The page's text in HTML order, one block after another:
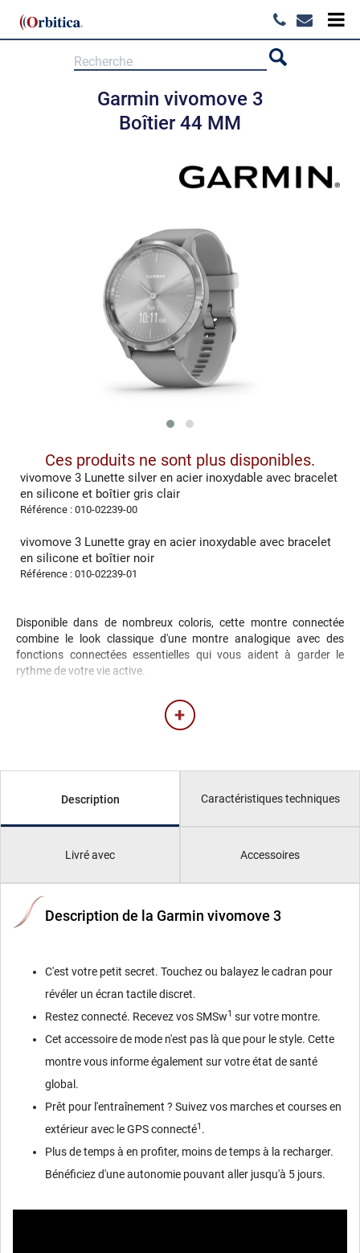
Garmin vivomove 3
Boîtier 44 MM
Ces produits ne sont plus disponibles.
vivomove 3 Lunette silver en acier inoxydable avec bracelet
en silicone et boîtier gris clair
Référence : 010-02239-00
vivomove 3 Lunette gray en acier inoxydable avec bracelet
en silicone et boîtier noir
Référence : 010-02239-01
Disponible dans de nombreux coloris, cette montre connectée
combine le look classique d'une montre analogique avec des
fonctions connectées essentielles qui vous aident à garder le
rythme de votre vie active.
Description Caractéristiques techniques
Livré avec Accessoires
Description de la Garmin vivomove 3
C'est votre petit secret. Touchez ou balayez le cadran pour
révéler un écran tactile discret.
Restez connecté. Recevez vos SMSw1 sur votre montre.
Cet accessoire de mode n'est pas là que pour le style. Cette
montre vous informe également sur votre état de santé
global.
Prêt pour l'entraînement ? Suivez vos marches et courses en
extérieur avec le GPS connecté1 .
Plus de temps à en profiter, moins de temps à la recharger.
Bénéficiez d'une autonomie pouvant aller jusqu'à 5 jours.